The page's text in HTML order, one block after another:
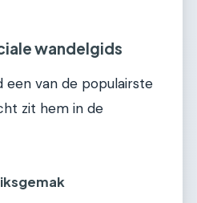
wandelgids
een van de populairste
zit hem in de